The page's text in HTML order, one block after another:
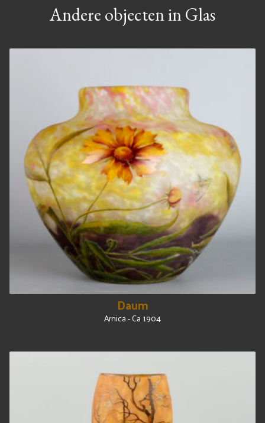
Andere objecten in Glas
Daum
Arnica - Ca 1904